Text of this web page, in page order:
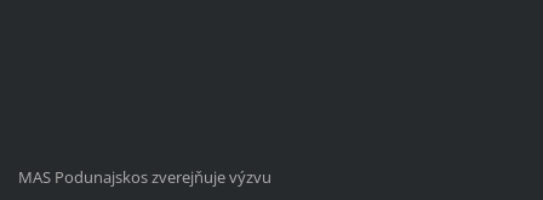
MAS Podunajskos zverejňuje výzvu